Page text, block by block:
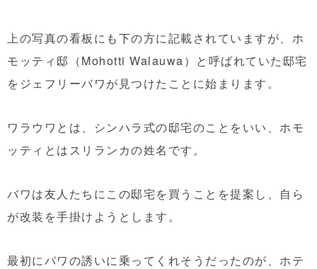
上の写真の看板にも下の方に記載されていますが、ホ
モッティ邸（Mohotti Walauwa）と呼ばれていた邸宅
をジェフリーバワが見つけたことに始まります。
ワラウワとは、シンハラ式の邸宅のことをいい、ホモ
ッティとはスリランカの姓名です。
バワは友人たちにこの邸宅を買うことを提案し、自ら
が改装を手掛けようとします。
最初にバワの誘いに乗ってくれそうだったのが、ホテ